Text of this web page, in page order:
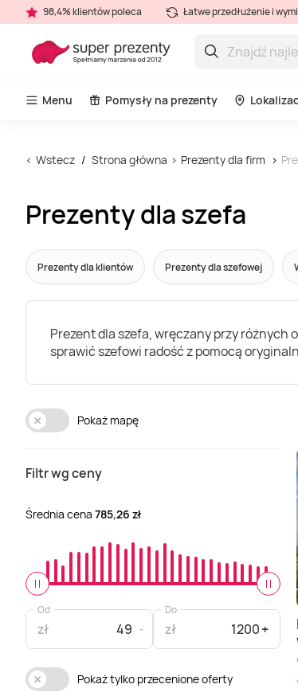
98,4% klientów poleca Łatwe przedłużenie i
Menu Pomysły na prezenty
Wstecz Strona główna Prezenty dla firm
Prezenty dla szefa
Prezenty dla klientów Prezenty dla szefowej
Prezent dla szefa, wręczany przy różnych
sprawić szefowi radość z pomocą
Pokaż mapę
Filtr wg ceny
Średnia cena 785,26 zł
Od
zł
Do
zł
Pokaż tylko przecenione oferty